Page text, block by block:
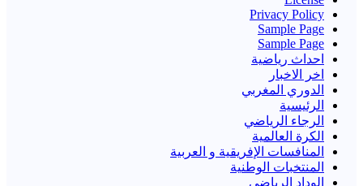
Privacy Policy
Sample Page
Sample Page
احداث رياضية
اخر الاخبار
الدوري المغربي
الرئيسية
الرجاء الرياضي
الكرة العالمية
المنافسات الإفريقية و العربية
المنتخبات الوطنية
الوداد الرياضي